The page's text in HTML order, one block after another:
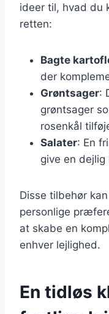
ideer til, hvad du
retten:
Bagte
der
Grøntsager:
grøntsager
rosenkål
Salater: En
give en
Disse tilbehør
personlige
at skabe en
enhver lejlighed.
En tidløs